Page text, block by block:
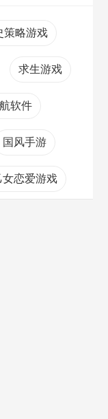
策略游戏
求生游戏
软件
国风手游
女恋爱游戏